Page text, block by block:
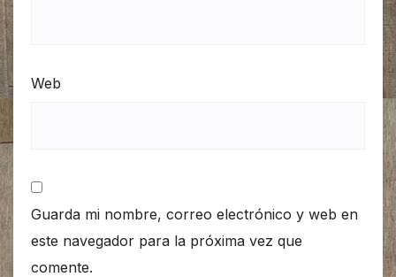
Web
Guarda mi nombre, correo electrónico y web en
este navegador para la próxima vez que
comente.